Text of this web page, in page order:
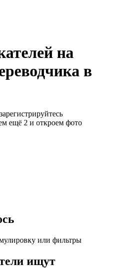
на
в
ещё 2 и откроем фото
или фильтры
ищут